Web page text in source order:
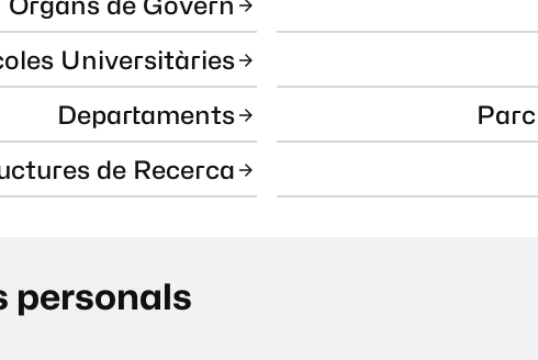
Universitàries
Departaments
de Recerca
personals